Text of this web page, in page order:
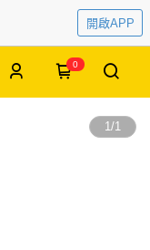
開啟APP
0
1/1